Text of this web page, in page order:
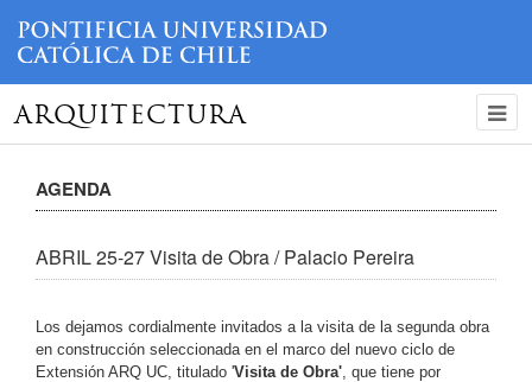
ARQUITECTURA
AGENDA
ABRIL 25-27 Visita de Obra / Palacio Pereira
Los dejamos cordialmente invitados a la visita de la segunda obra
en construcción seleccionada en el marco del nuevo ciclo de
Extensión ARQ UC, titulado 'Visita de Obra' , que tiene por